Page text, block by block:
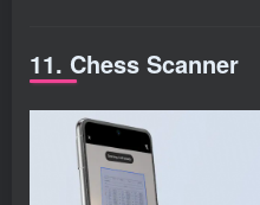
11. Chess Scanner